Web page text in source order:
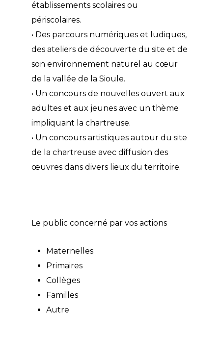
établissements scolaires ou
périscolaires.
• Des parcours numériques et ludiques,
des ateliers de découverte du site et de
son environnement naturel au cœur
de la vallée de la Sioule.
• Un concours de nouvelles ouvert aux
adultes et aux jeunes avec un thème
impliquant la chartreuse.
• Un concours artistiques autour du site
de la chartreuse avec diffusion des
œuvres dans divers lieux du territoire.
Le public concerné par vos actions
Maternelles
Primaires
Collèges
Familles
Autre